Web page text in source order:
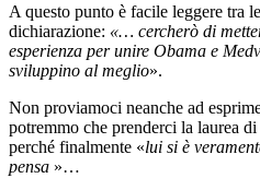
A questo punto è facile leggere tra
dichiarazione: «… cercherò di
esperienza per unire Obama e
sviluppino al meglio».
Non proviamoci neanche ad
potremmo che prenderci la laurea
perché finalmente «lui si è
pensa »…